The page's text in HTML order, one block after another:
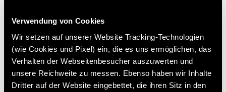
Verwendung von Cookies
Wir setzen auf unserer Website Tracking-Technologien
(wie Cookies und Pixel) ein, die es uns ermöglichen, das
Verhalten der Webseitenbesucher auszuwerten und
unsere Reichweite zu messen. Ebenso haben wir Inhalte
Dritter auf der Website eingebettet, die ihren Sitz in den
din HYMER-autocamper endnu hyggeligere!
Bemærk:
I modelår 2026 passer den IKKE med B-klasse MasterLine I 790
Lignende produkter